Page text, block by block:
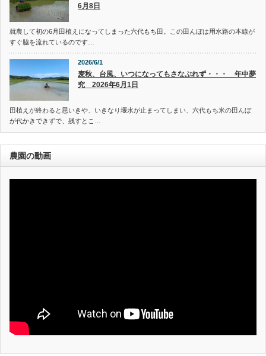
6月8日
就農して初の6月田植えになってしまった六代もち田。この田んぼは用水路の本線が
すぐ脇を流れているのです…
2026/6/1
麦秋、台風、いつになってもさなぶれず・・・ 年中夢
究 2026年6月1日
田植えが終わると思いきや、いきなり堰水が止まってしまい、六代もち米の田んぼ
が代かきできずで、残すとこ…
農園の動画